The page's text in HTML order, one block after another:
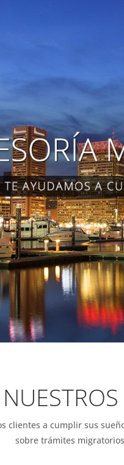
NUESTROS
clientes a cumplir sus
sobre trámites